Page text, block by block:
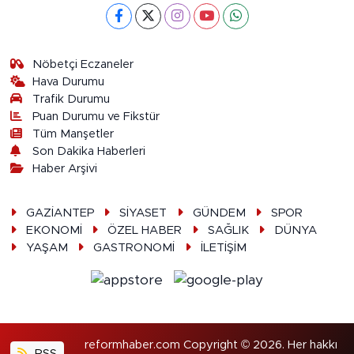
Nöbetçi Eczaneler
Hava Durumu
Trafik Durumu
Puan Durumu ve Fikstür
Tüm Manşetler
Son Dakika Haberleri
Haber Arşivi
GAZİANTEP SİYASET GÜNDEM
SPOR
EKONOMİ
ÖZEL HABER SAĞLIK
DÜNYA
YAŞAM
GASTRONOMİ İLETİŞİM
reformhaber.com Copyright © 2026. Her hakkı